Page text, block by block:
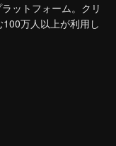
ットフォーム。クリ
万人以上が利用し